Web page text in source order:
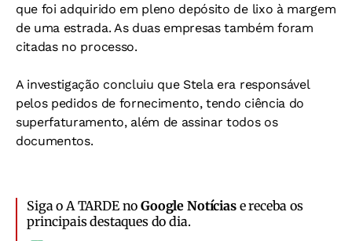
que foi adquirido em pleno depósito de lixo à margem
de uma estrada. As duas empresas também foram
citadas no processo.
A investigação concluiu que Stela era responsável
pelos pedidos de fornecimento, tendo ciência do
superfaturamento, além de assinar todos os
documentos.
Siga o A TARDE noGoogle Notíciase receba os
principais destaques do dia.